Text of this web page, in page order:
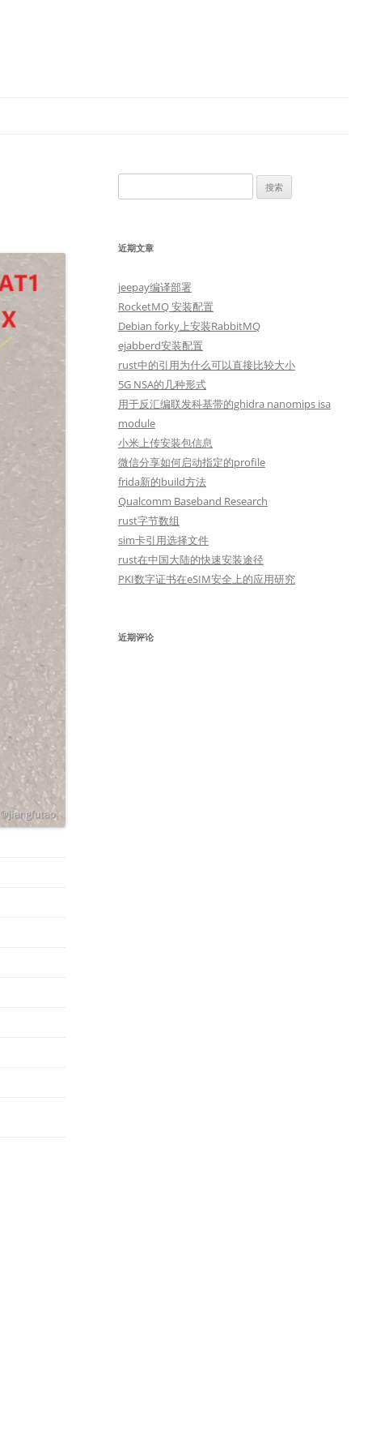
索：
近期文章
jeepay编译部署
RocketMQ 安装配置
Debian forky上安装RabbitMQ
ejabberd安装配置
rust中的引用为什么可以直接比较大小
5G NSA的几种形式
用于反汇编联发科基带的ghidra nanomips isa
module
小米上传安装包信息
微信分享如何启动指定的profile
frida新的build方法
Qualcomm Baseband Research
rust字节数组
sim卡引用选择文件
rust在中国大陆的快速安装途径
PKI数字证书在eSIM安全上的应用研究
近期评论